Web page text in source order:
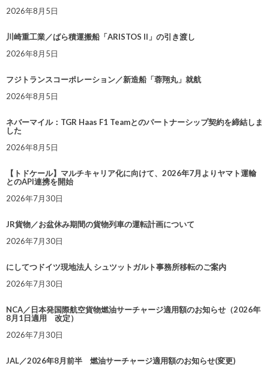
2026年8月5日
川崎重工業／ばら積運搬船「ARISTOS II」の引き渡し
2026年8月5日
フジトランスコーポレーション／新造船「蓉翔丸」就航
2026年8月5日
ネバーマイル：TGR Haas F1 Teamとのパートナーシップ契約を締結しま
した
2026年8月5日
【トドケール】マルチキャリア化に向けて、2026年7月よりヤマト運輸
とのAPI連携を開始
2026年7月30日
JR貨物／お盆休み期間の貨物列車の運転計画について
2026年7月30日
にしてつドイツ現地法人 シュツットガルト事務所移転のご案内
2026年7月30日
NCA／日本発国際航空貨物燃油サーチャージ適用額のお知らせ（2026年
8月1日適用 改定）
2026年7月30日
JAL／2026年8月前半 燃油サーチャージ適用額のお知らせ(変更)